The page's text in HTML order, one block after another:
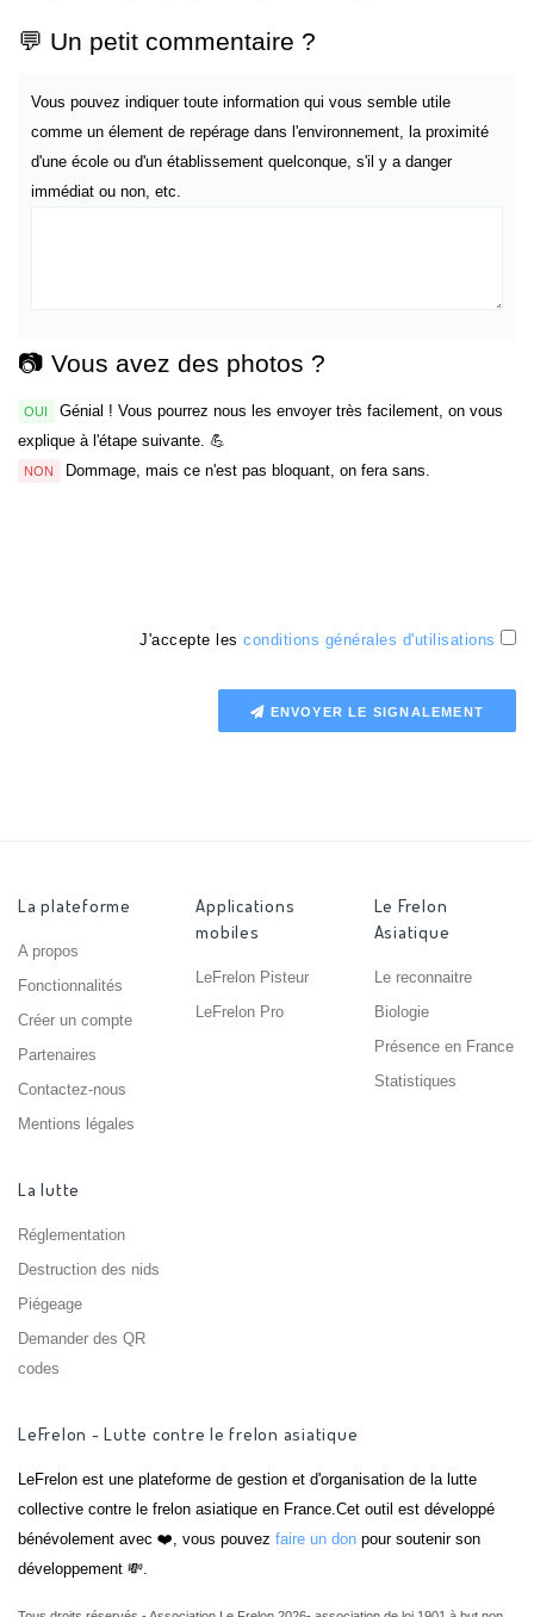
💬 Un petit commentaire ?
Vous pouvez indiquer toute information qui vous semble utile
comme un élement de repérage dans l'environnement, la proximité
d'une école ou d'un établissement quelconque, s'il y a danger
immédiat ou non, etc.
📷 Vous avez des photos ?
OUI
Génial ! Vous pourrez nous les envoyer très facilement, on vous
explique à l'étape suivante. 💪
NON Dommage, mais ce n'est pas bloquant, on fera sans.
J'accepte les conditions générales d'utilisations
ENVOYER LE SIGNALEMENT
La plateforme
A propos
Fonctionnalités
Créer un compte
Partenaires
Contactez-nous
Mentions légales
Applications
mobiles
LeFrelon Pisteur
LeFrelon Pro
Le Frelon
Asiatique
Le reconnaitre
Biologie
Présence en France
Statistiques
La lutte
Réglementation
Destruction des nids
Piégeage
Demander des QR
codes
LeFrelon - Lutte contre le frelon asiatique
LeFrelon est une plateforme de gestion et d'organisation de la lutte
collective contre le frelon asiatique en France.Cet outil est développé
bénévolement avec ❤️, vous pouvez faire un don pour soutenir son
développement 💸.